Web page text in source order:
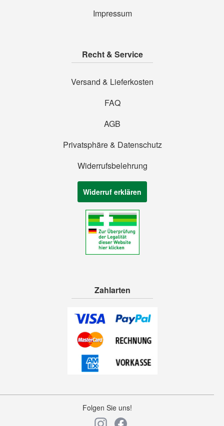
Impressum
Recht & Service
Versand & Lieferkosten
FAQ
AGB
Privatsphäre & Datenschutz
Widerrufsbelehrung
Widerruf erklären
Zahlarten
Folgen Sie uns!